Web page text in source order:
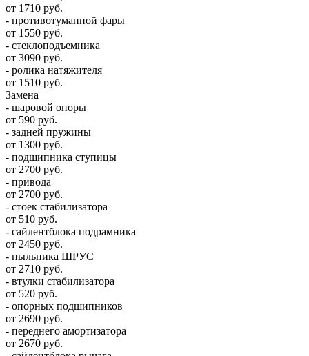
от 1710 руб.
- противотуманной фары
от 1550 руб.
- стеклоподъемника
от 3090 руб.
- ролика натяжителя
от 1510 руб.
Замена
- шаровой опоры
от 590 руб.
- задней пружины
от 1300 руб.
- подшипника ступицы
от 2700 руб.
- привода
от 2700 руб.
- стоек стабилизатора
от 510 руб.
- сайлентблока подрамника
от 2450 руб.
- пыльника ШРУС
от 2710 руб.
- втулки стабилизатора
от 520 руб.
- опорных подшипников
от 2690 руб.
- переднего амортизатора
от 2670 руб.